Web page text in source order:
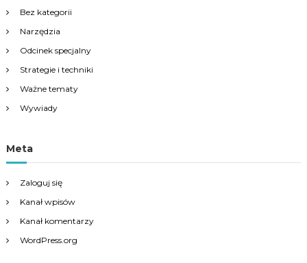
Bez kategorii
Narzędzia
Odcinek specjalny
Strategie i techniki
Ważne tematy
Wywiady
Meta
Zaloguj się
Kanał wpisów
Kanał komentarzy
WordPress.org